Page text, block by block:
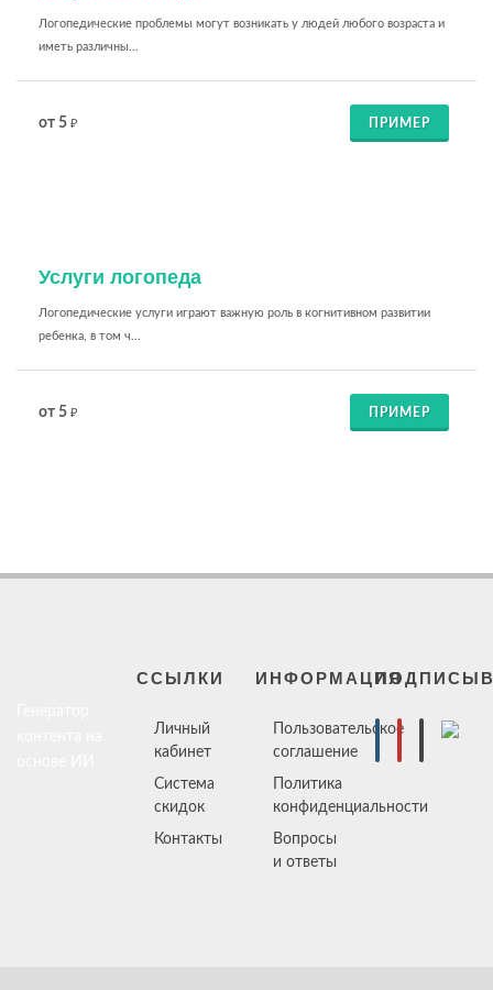
Логопедические проблемы могут возникать у людей любого возраста и
иметь различны...
от 5 ₽ ПРИМЕР
Услуги логопеда
Логопедические услуги играют важную роль в когнитивном развитии
ребенка, в том ч...
от 5 ₽ ПРИМЕР
ССЫЛКИ
Личный
кабинет
Система
скидок
Контакты
ИНФОРМАЦИЯ
Пользовательское
соглашение
Политика
конфиденциальности
Вопросы
и ответы